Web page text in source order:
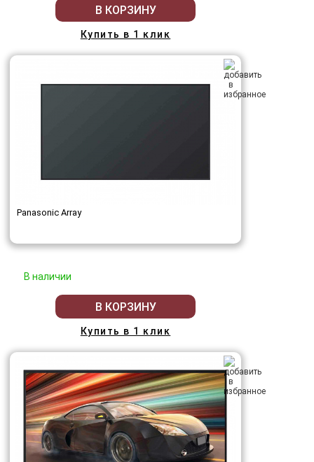
В КОРЗИНУ
Купить в 1 клик
Panasonic Array
В наличии
В КОРЗИНУ
Купить в 1 клик